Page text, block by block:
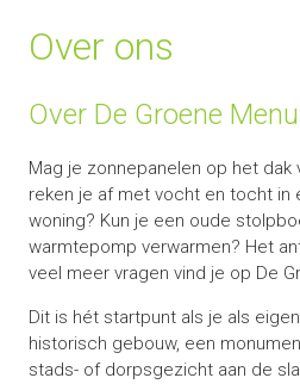
Over ons
Over De Groene
Mag je zonnepanelen op het dak
reken je af met vocht en tocht in
woning? Kun je een oude
warmtepomp verwarmen? Het
veel meer vragen vind je op De
Dit is hét startpunt als je als
historisch gebouw, een
stads- of dorpsgezicht aan de